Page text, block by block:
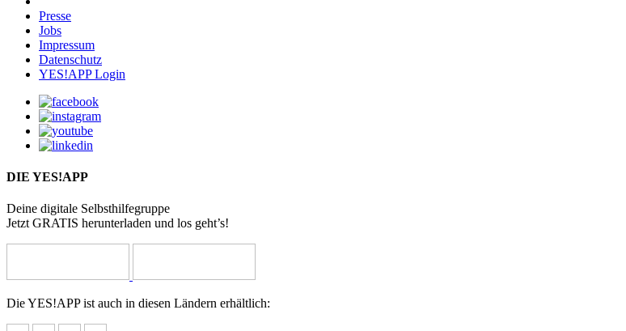
Presse
Jobs
Impressum
Datenschutz
YES!APP Login
DIE YES!APP
Deine digitale Selbsthilfegruppe
Jetzt GRATIS herunterladen und los geht’s!
Die YES!APP ist auch in diesen Ländern erhältlich: